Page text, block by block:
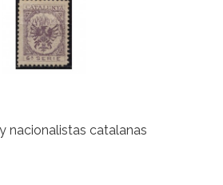
nacionalistas catalanas